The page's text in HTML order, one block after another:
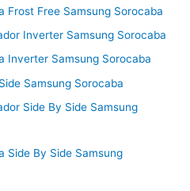
Frost Free Samsung Sorocaba
Inverter Samsung Sorocaba
Inverter Samsung Sorocaba
Samsung Sorocaba
Side By Side Samsung
Side By Side Samsung